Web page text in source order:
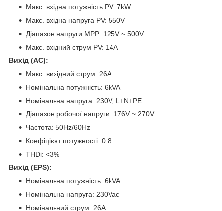
Макс. вхідна потужність PV: 7kW
Макс. вхідна напруга PV: 550V
Діапазон напруги МРР: 125V ~ 500V
Макс. вхідний струм PV: 14А
Вихід (АС):
Макс. вихідний струм: 26A
Номінальна потужність: 6kVA
Номінальна напруга: 230V, L+N+РЕ
Діапазон робочої напруги: 176V ~ 270V
Частота: 50Hz/60Нz
Коефіцієнт потужності: 0.8
THDi: <3%
Вихід (EPS):
Номінальна потужність: 6kVA
Номінальна напруга: 230Vac
Номінальний струм: 26А